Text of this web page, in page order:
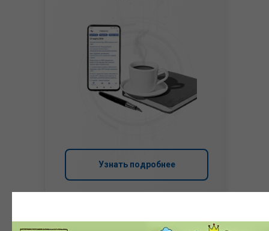
Узнать подробнее